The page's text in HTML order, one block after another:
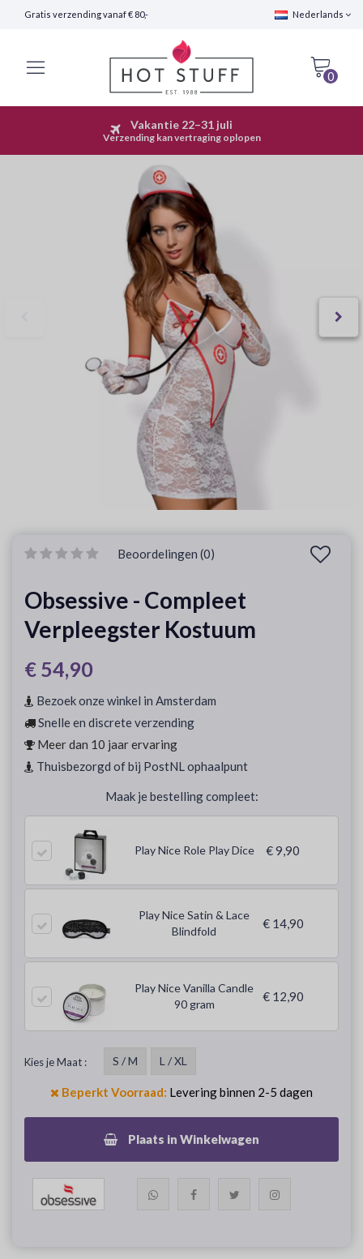
Gratis verzending vanaf € 80,- Nederlands
0
Snelle Verzending (24 uur)
Vakantie 22–31 juli
Verzending kan vertraging oplopen
Beoordelingen (0)
Obsessive - Compleet
Verpleegster Kostuum
€ 54,90
Bezoek onze winkel in Amsterdam
Snelle en discrete verzending
Meer dan 10 jaar ervaring
Thuisbezorgd of bij PostNL ophaalpunt
Maak je bestelling compleet:
Play Nice Role Play Dice € 9,90
Play Nice Satin & Lace
Blindfold
€ 14,90
Play Nice Vanilla Candle
90 gram
€ 12,90
Kies je Maat : S / M L / XL
Beperkt Voorraad: Levering binnen 2-5 dagen
Plaats in Winkelwagen